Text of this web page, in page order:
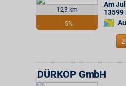
12,3 km
5%
Am
13599
DÜRKOP GmbH